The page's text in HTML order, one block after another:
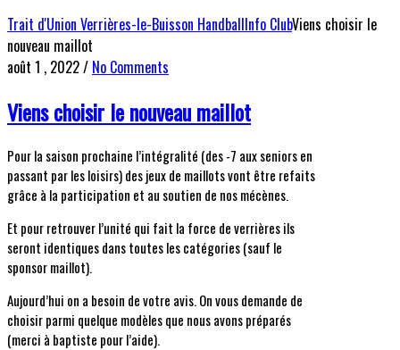
Trait d'Union Verrières-le-Buisson HandballInfo ClubViens choisir le
nouveau maillot
août 1 , 2022/ No Comments
Viens choisir le nouveau maillot
Pour la saison prochaine l’intégralité (des -7 aux seniors en
passant par les loisirs) des jeux de maillots vont être refaits
grâce à la participation et au soutien de nos mécènes.
Et pour retrouver l’unité qui fait la force de verrières ils
seront identiques dans toutes les catégories (sauf le
sponsor maillot).
Aujourd’hui on a besoin de votre avis. On vous demande de
choisir parmi quelque modèles que nous avons préparés
(merci à baptiste pour l’aide).